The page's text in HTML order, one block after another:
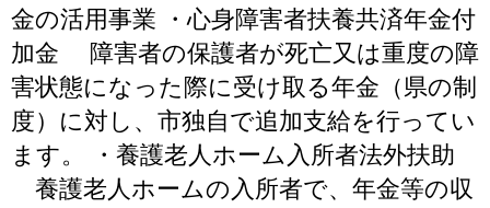
金の活用事業 ・心身障害者扶養共済年金付
加金 障害者の保護者が死亡又は重度の障
害状態になった際に受け取る年金（県の制
度）に対し、市独自で追加支給を行ってい
ます。 ・養護老人ホーム入所者法外扶助
養護老人ホームの入所者で、年金等の収